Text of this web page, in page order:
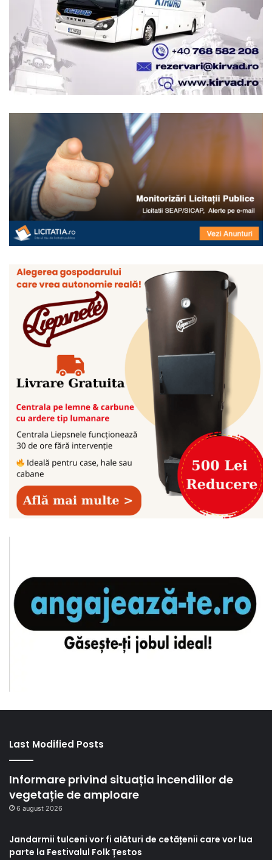
Last Modified Posts
Informare privind situația incendiilor de
vegetație de amploare
6 august 2026
Jandarmii tulceni vor fi alături de cetățenii care vor lua
parte la Festivalul Folk Țestos